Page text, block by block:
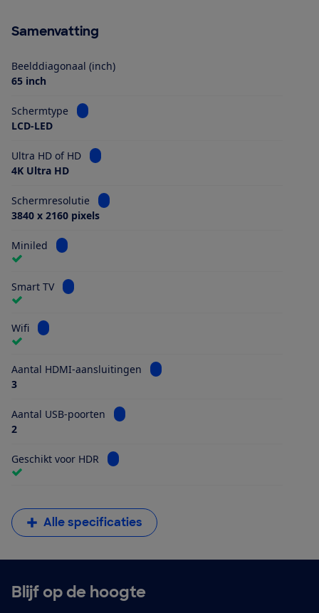
Samenvatting
Beelddiagonaal (inch)
65 inch
Schermtype
Bekijk informatie voor Schermtype
LCD-LED
Ultra HD of HD
Bekijk informatie voor Ultra HD of HD
4K Ultra HD
Schermresolutie
Bekijk informatie voor Schermresolutie
3840 x 2160 pixels
Miniled Bekijk informatie voor Miniled
Smart TV Bekijk informatie voor Smart TV
Wifi Bekijk informatie voor Wifi
Aantal HDMI-aansluitingen
Bekijk informatie voor Aantal
3
Aantal USB-poorten
Bekijk informatie voor Aantal USB-poorten
2
Geschikt voor HDR Bekijk informatie voor Geschikt voor HDR
Alle specificaties
Blijf op de hoogte